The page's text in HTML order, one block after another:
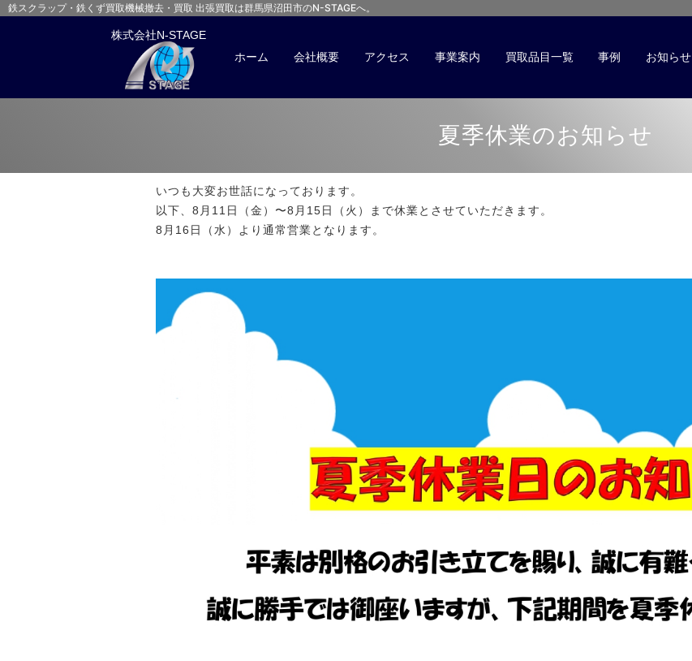
鉄スクラップ・鉄くず買取機械撤去・買取 出張買取は群馬県沼田市のN-STAGEへ。
株式会社N-STAGE
ホーム 会社概要 アクセス 事業案内 買取品目一覧 事例 お知らせ
夏季休業のお知らせ
いつも大変お世話になっております。
以下、8月11日（金）〜8月15日（火）まで休業とさせていただきます。
8月16日（水）より通常営業となります。